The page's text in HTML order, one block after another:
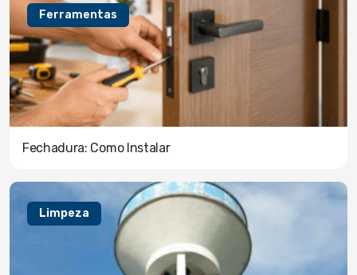
Ferramentas
Fechadura: Como Instalar
Limpeza